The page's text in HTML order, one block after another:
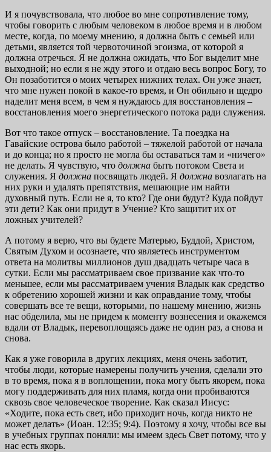
И я почувствовала, что любое во мне сопротивление тому,
чтобы говорить с любым человеком в любое время и в любом
месте, когда, по моему мнению, я должна быть с семьей или
детьми, является той червоточиной эгоизма, от которой я
должна отречься. Я не должна ожидать, что Бог выделит мне
выходной; но если я не жду этого и отдаю весь вопрос Богу, то
Он позаботится о моих четырех нижних телах. Он уже знает,
что мне нужен покой в какое-то время, и Он обильно и щедро
наделит меня всем, в чем я нуждаюсь для восстановления –
восстановления моего энергетического потока ради служения.
Вот что такое отпуск – восстановление. Та поездка на
Гавайские острова было работой – тяжелой работой от начала
и до конца; но я просто не могла бы оставаться там и «ничего»
не делать. Я чувствую, что должна быть потоком Света и
служения. Я должна посвящать людей. Я должна возлагать на
них руки и удалять препятствия, мешающие им найти
духовный путь. Если не я, то кто? Где они будут? Куда пойдут
эти дети? Как они придут в Учение? Кто защитит их от
ложных учителей?
А потому я верю, что вы будете Матерью, Буддой, Христом,
Святым Духом и осознаете, что являетесь инструментом
ответа на молитвы миллионов душ двадцать четыре часа в
сутки. Если мы рассматриваем свое призвание как что-то
меньшее, если мы рассматриваем учения Владык как средство
к обретению хорошей жизни и как оправдание тому, чтобы
совершать все те вещи, которыми, по нашему мнению, жизнь
нас обделила, мы не придем к моменту вознесения и окажемся
вдали от Владык, перевоплощаясь даже не один раз, а снова и
снова.
Как я уже говорила в других лекциях, меня очень заботит,
чтобы люди, которые намерены получить учения, сделали это
в то время, пока я в воплощении, пока могу быть якорем, пока
могу поддерживать для них пламя, когда они пробиваются
сквозь свое человеческое творение. Как сказал Иисус:
«Ходите, пока есть свет, ибо приходит ночь, когда никто не
может делать» (Иоан. 12:35; 9:4). Поэтому я хочу, чтобы все вы
в учебных группах поняли: мы имеем здесь Свет потому, что у
нас есть якорь.